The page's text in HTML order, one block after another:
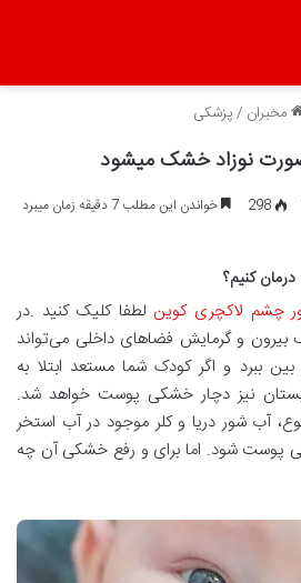
مخبران /پزشکی
نوزاد خشک میشود
298 خواندن این مطلب 7 دقیقه زمان میبرد
کنیم؟
چشم لاکچری کوین لطفا کلیک کنید .در
و گرمایش فضاهای داخلی می‌تواند
ببرد و اگر کودک شما مستعد ابتلا به
نیز دچار خشکی پوست خواهد شد.
آب شور دریا و کلر موجود در آب استخر
پوست شود. اما برای و رفع خشکی آن چه